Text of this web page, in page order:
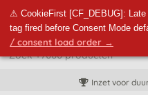
⚠ CookieFirst [CF_DEBUG]:
tag fired before Consent Mode
/ consent load order →
Inzet voor